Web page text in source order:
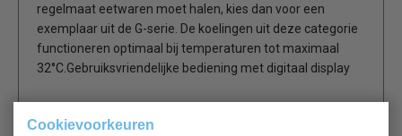
Cookievoorkeuren
regelmaat eetwaren moet halen, kies dan voor een
exemplaar uit de G-serie. De koelingen uit deze categorie
functioneren optimaal bij temperaturen tot maximaal
32°C.Gebruiksvriendelijke bediening met digitaal display